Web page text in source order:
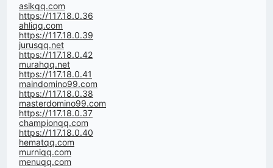
asikqq.com
https://117.18.0.36
ahliqq.com
https://117.18.0.39
jurusqq.net
https://117.18.0.42
murahqq.net
https://117.18.0.41
maindomino99.com
https://117.18.0.38
masterdomino99.com
https://117.18.0.37
championqq.com
https://117.18.0.40
hematqq.com
murniqq.com
menuqq.com